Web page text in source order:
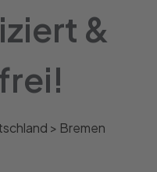
&
> Bremen